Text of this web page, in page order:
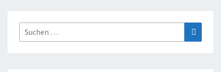
Suche
nach:
Suchen